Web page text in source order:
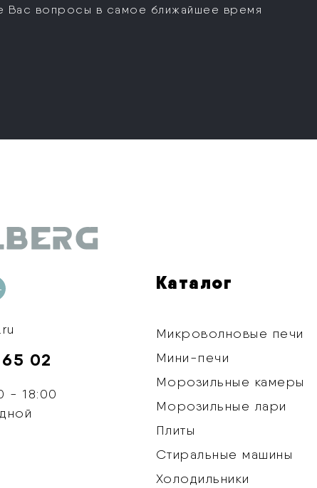
Вас вопросы в самое ближайшее время
02
- 18:00
Каталог
Микроволновые печи
Мини-печи
Морозильные камеры
Морозильные лари
Плиты
Стиральные машины
Холодильники